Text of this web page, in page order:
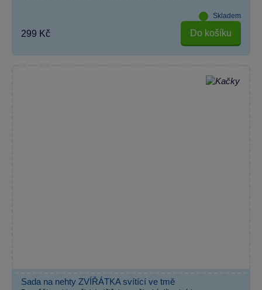
Skladem
299 Kč Do košíku
Sada na nehty ZVÍŘÁTKA svítící ve tmě